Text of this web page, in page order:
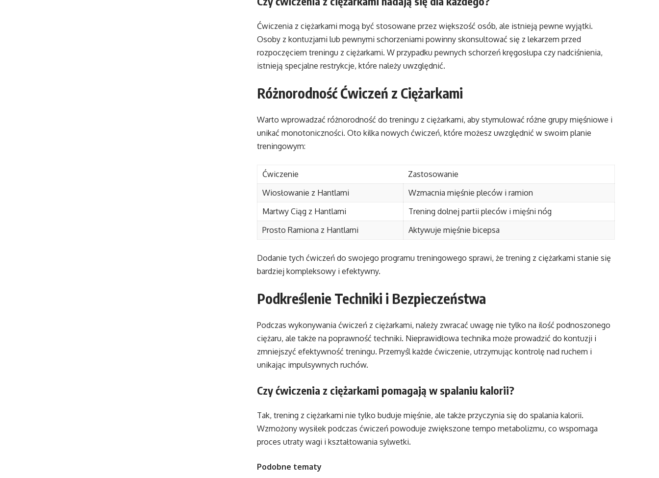
Ćwiczenia z ciężarkami mogą być stosowane przez większość osób, ale istnieją pewne wyjątki.
Osoby z kontuzjami lub pewnymi schorzeniami powinny skonsultować się z lekarzem przed
rozpoczęciem treningu z ciężarkami. W przypadku pewnych schorzeń kręgosłupa czy nadciśnienia,
istnieją specjalne restrykcje, które należy uwzględnić.
Różnorodność Ćwiczeń z Ciężarkami
Warto wprowadzać różnorodność do treningu z ciężarkami, aby stymulować różne grupy mięśniowe i
unikać monotoniczności. Oto kilka nowych ćwiczeń, które możesz uwzględnić w swoim planie
treningowym:
Ćwiczenie
Zastosowanie
Wiosłowanie z Hantlami
Wzmacnia mięśnie pleców i ramion
Martwy Ciąg z Hantlami
Trening dolnej partii pleców i mięśni nóg
Prosto Ramiona z Hantlami
Aktywuje mięśnie bicepsa
Dodanie tych ćwiczeń do swojego programu treningowego sprawi, że trening z ciężarkami stanie się
bardziej kompleksowy i efektywny.
Podkreślenie Techniki i Bezpieczeństwa
Podczas wykonywania ćwiczeń z ciężarkami, należy zwracać uwagę nie tylko na ilość podnoszonego
ciężaru, ale także na poprawność techniki. Nieprawidłowa technika może prowadzić do kontuzji i
zmniejszyć efektywność treningu. Przemyśl każde ćwiczenie, utrzymując kontrolę nad ruchem i
unikając impulsywnych ruchów.
Czy ćwiczenia z ciężarkami pomagają w spalaniu kalorii?
Tak, trening z ciężarkami nie tylko buduje mięśnie, ale także przyczynia się do spalania kalorii.
Wzmożony wysiłek podczas ćwiczeń powoduje zwiększone tempo metabolizmu, co wspomaga
proces utraty wagi i kształtowania sylwetki.
Podobne tematy